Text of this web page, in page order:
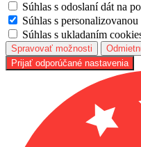
Súhlas s odoslaní dát na
Súhlas s
Súhlas s ukladaním
Spravovať možnosti
Prijať odporúčané nastavenia